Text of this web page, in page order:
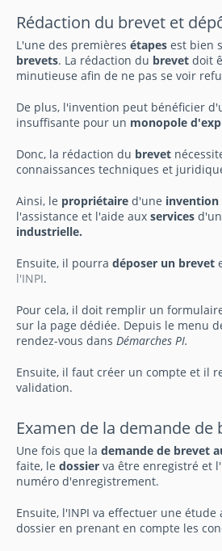
Rédaction du brevet et
L'une des premières étapes est bien
brevets. La rédaction du brevet doit
minutieuse afin de ne pas se voir
De plus, l'invention peut bénéficier
insuffisante pour un monopole
Donc, la rédaction du brevet
connaissances techniques et
Ainsi, le propriétaire d'une invention
l'assistance et l'aide aux services d'un
industrielle.
Ensuite, il pourra déposer un brevet
l'INPI.
Pour cela, il doit remplir un
sur la page dédiée. Depuis le menu
rendez-vous dans Démarches PI.
Ensuite, il faut créer un compte et il
validation.
Examen de la demande de
Une fois que la demande de brevet
faite, le dossier va être enregistré et
numéro d'enregistrement.
Ensuite, l'INPI va effectuer une
dossier en prenant en compte les